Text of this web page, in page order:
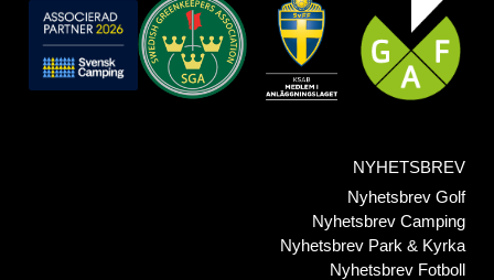
NYHETSBREV
Nyhetsbrev Golf
Nyhetsbrev Camping
Nyhetsbrev Park & Kyrka
Nyhetsbrev Fotboll